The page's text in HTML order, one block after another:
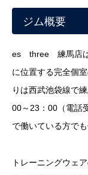
ジム概要
es three 練馬店は
に位置する完全個
りは西武池袋線で
00～23：00（電話
で働いている方で
トレーニングウェ